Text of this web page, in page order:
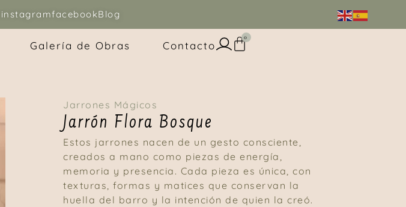
instagramfacebookBlog
Galería de Obras Contacto
0
Jarrones Mágicos
Jarrón Flora Bosque
Estos jarrones nacen de un gesto consciente,
creados a mano como piezas de energía,
memoria y presencia. Cada pieza es única, con
texturas, formas y matices que conservan la
huella del barro y la intención de quien la creó.